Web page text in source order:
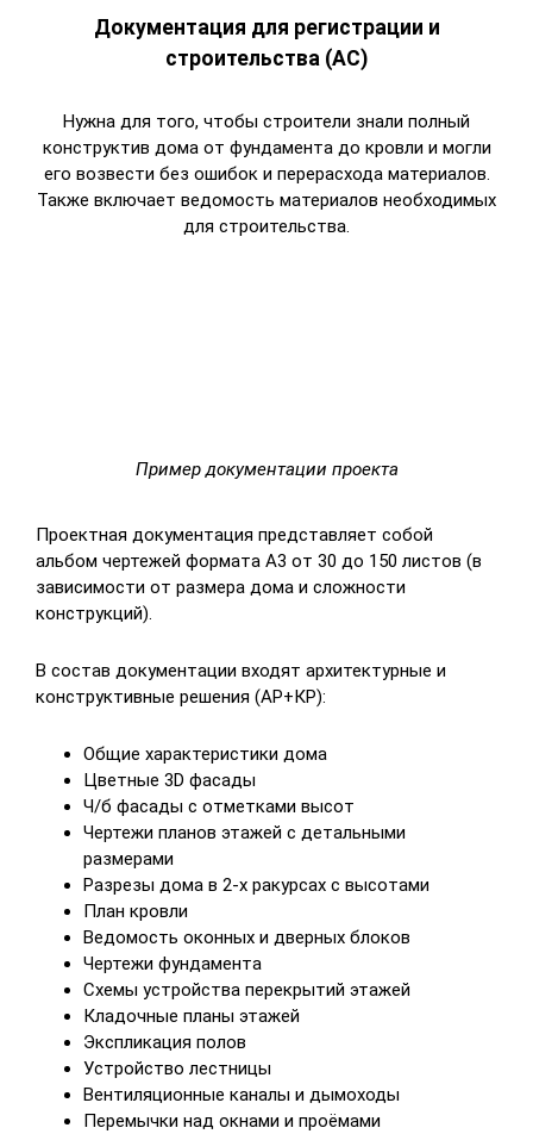
Документация для регистрации и
строительства (АС)
Нужна для того, чтобы строители знали полный
конструктив дома от фундамента до кровли и могли
его возвести без ошибок и перерасхода материалов.
Также включает ведомость материалов необходимых
для строительства.
Пример документации проекта
Проектная документация представляет собой
альбом чертежей формата А3 от 30 до 150 листов (в
зависимости от размера дома и сложности
конструкций).
В состав документации входят архитектурные и
конструктивные решения (АР+КР):
Общие характеристики дома
Цветные 3D фасады
Ч/б фасады с отметками высот
Чертежи планов этажей с детальными
размерами
Разрезы дома в 2-х ракурсах с высотами
План кровли
Ведомость оконных и дверных блоков
Чертежи фундамента
Схемы устройства перекрытий этажей
Кладочные планы этажей
Экспликация полов
Устройство лестницы
Вентиляционные каналы и дымоходы
Перемычки над окнами и проёмами